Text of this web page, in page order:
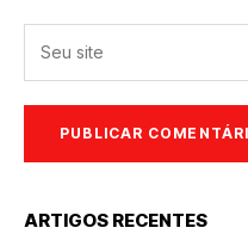
ARTIGOS RECENTES